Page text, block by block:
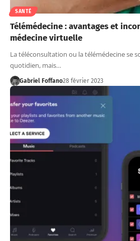
SANTÉ
Télémédecine : avantages et
médecine virtuelle
La téléconsultation ou la télémédecine se
quotidien, mais…
Gabriel Foffano28 février 2023